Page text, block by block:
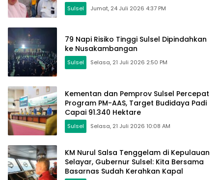
Sulsel Jumat, 24 Juli 2026 4:37 PM
79 Napi Risiko Tinggi Sulsel Dipindahkan
ke Nusakambangan
Sulsel Selasa, 21 Juli 2026 2:50 PM
Kementan dan Pemprov Sulsel Percepat
Program PM-AAS, Target Budidaya Padi
Capai 91.340 Hektare
Sulsel Selasa, 21 Juli 2026 10:08 AM
KM Nurul Salsa Tenggelam di Kepulauan
Selayar, Gubernur Sulsel: Kita Bersama
Basarnas Sudah Kerahkan Kapal